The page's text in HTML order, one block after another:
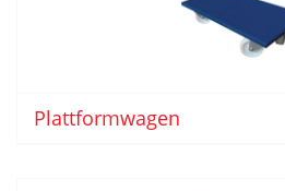
Plattformwagen